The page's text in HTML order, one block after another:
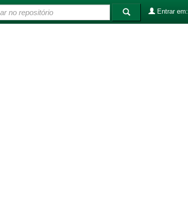
Entrar em: